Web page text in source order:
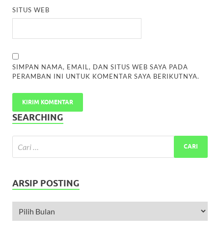
SITUS WEB
SIMPAN NAMA, EMAIL, DAN SITUS WEB SAYA PADA
PERAMBAN INI UNTUK KOMENTAR SAYA BERIKUTNYA.
SEARCHING
ARSIP POSTING